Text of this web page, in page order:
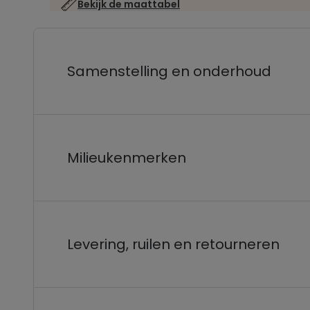
Bekijk de maattabel
Samenstelling en onderhoud
Milieukenmerken
Levering, ruilen en retourneren